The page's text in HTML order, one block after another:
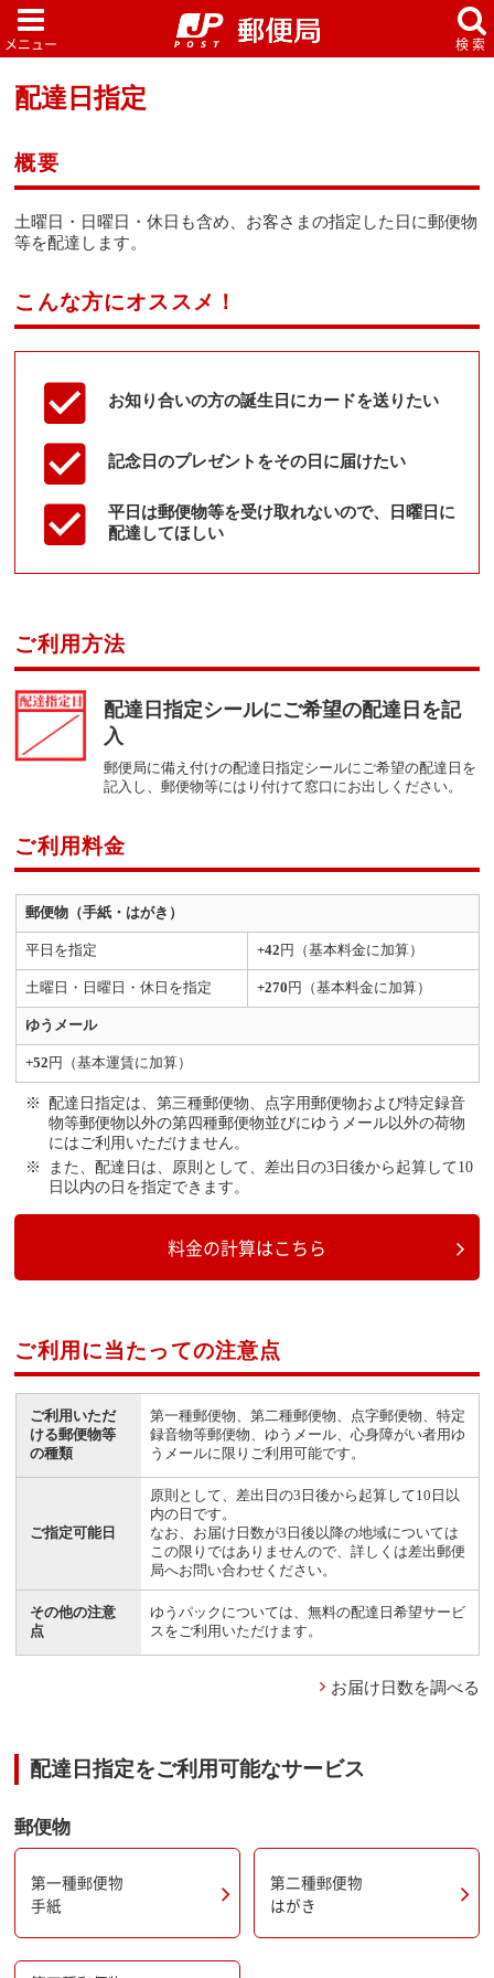
配達日指定
概要
土曜日・日曜日・休日も含め、お客さまの指定した日に郵便物
等を配達します。
こんな方にオススメ！
お知り合いの方の誕生日にカードを送りたい
記念日のプレゼントをその日に届けたい
平日は郵便物等を受け取れないので、日曜日に
配達してほしい
ご利用方法
配達日指定シールにご希望の配達日を記
入
郵便局に備え付けの配達日指定シールにご希望の配達日を
記入し、郵便物等にはり付けて窓口にお出しください。
ご利用料金
郵便物（手紙・はがき）
平日を指定 +42 円（基本料金に加算）
土曜日・日曜日・休日を指定 +270 円（基本料金に加算）
ゆうメール
+52 円（基本運賃に加算）
配達日指定は、第三種郵便物、点字用郵便物および特定録音
物等郵便物以外の第四種郵便物並びにゆうメール以外の荷物
にはご利用いただけません。
また、配達日は、原則として、差出日の3日後から起算して10
日以内の日を指定できます。
料金の計算はこちら
ご利用に当たっての注意点
ご利用いただ
ける郵便物等
の種類
第一種郵便物、第二種郵便物、点字郵便物、特定
録音物等郵便物、ゆうメール、心身障がい者用ゆ
うメールに限りご利用可能です。
ご指定可能日
原則として、差出日の3日後から起算して10日以
内の日です。
なお、お届け日数が3日後以降の地域については
この限りではありませんので、詳しくは差出郵便
局へお問い合わせください。
その他の注意
点
ゆうパックについては、無料の配達日希望サービ
スをご利用いただけます。
お届け日数を調べる
配達日指定をご利用可能なサービス
郵便物
第一種郵便物
手紙
第二種郵便物
はがき